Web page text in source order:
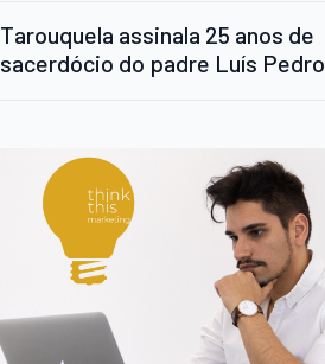
Tarouquela assinala 25 anos de
sacerdócio do padre Luís Pedro